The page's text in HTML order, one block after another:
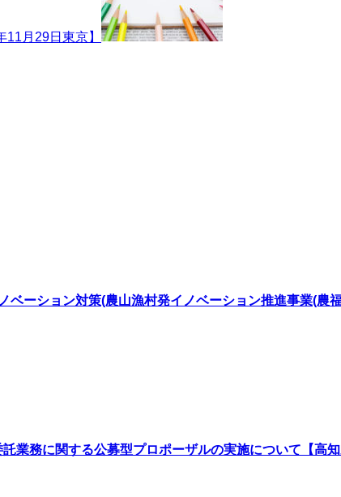
月29日東京】
ベーション対策(農山漁村発イノベーション推進事業(
業務に関する公募型プロポーザルの実施について【高知